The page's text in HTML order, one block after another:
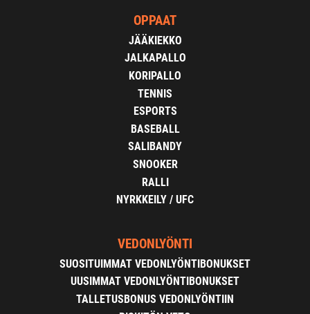
OPPAAT
JÄÄKIEKKO
JALKAPALLO
KORIPALLO
TENNIS
ESPORTS
BASEBALL
SALIBANDY
SNOOKER
RALLI
NYRKKEILY / UFC
VEDONLYÖNTI
SUOSITUIMMAT VEDONLYÖNTIBONUKSET
UUSIMMAT VEDONLYÖNTIBONUKSET
TALLETUSBONUS VEDONLYÖNTIIN